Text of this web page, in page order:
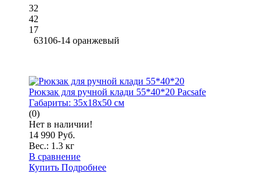
32
42
17
63106-14 оранжевый
Рюкзак для ручной клади 55*40*20 Pacsafe
Габариты: 35x18x50 см
(0)
Нет в наличии!
14 990 Руб.
Вес.: 1.3 кг
В сравнение
Купить Подробнее